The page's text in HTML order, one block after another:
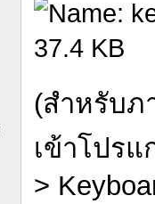
(สำหรับภ
เข้าโปรแ
>